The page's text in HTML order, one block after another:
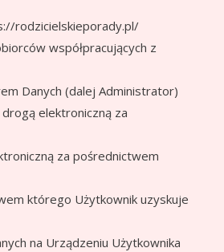
rodzicielskieporady.pl/
współpracujących z
Danych (dalej Administrator)
drogą elektroniczną za
za pośrednictwem
którego Użytkownik uzyskuje
na Urządzeniu Użytkownika